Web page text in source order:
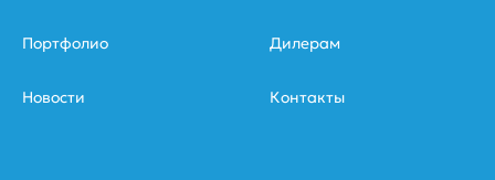
Портфолио Дилерам
Новости Контакты